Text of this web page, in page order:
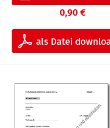
0,90 €